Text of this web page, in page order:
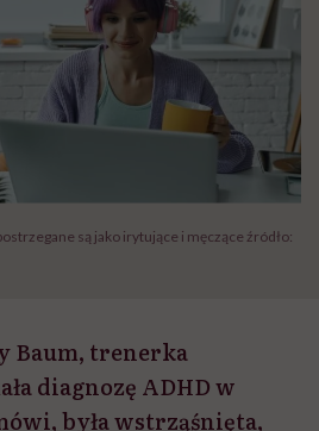
są jako irytujące i męczące źródło:
Baum, trenerka
diagnozę ADHD w
była wstrząśnięta,